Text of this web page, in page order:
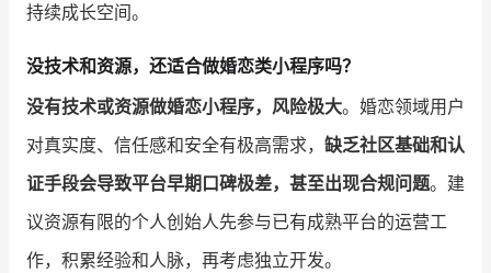
持续成长空间。
没技术和资源，还适合做婚恋类小程序吗？
没有技术或资源做婚恋小程序，风险极大。婚恋领域用户
对真实度、信任感和安全有极高需求， 缺乏社区基础和认
证手段会导致平台早期口碑极差，甚至出现合规问题。建
议资源有限的个人创始人先参与已有成熟平台的运营工
作，积累经验和人脉，再考虑独立开发。